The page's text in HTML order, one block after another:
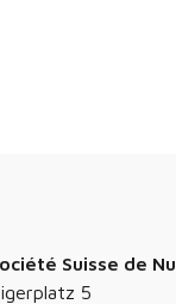
Suisse de
5